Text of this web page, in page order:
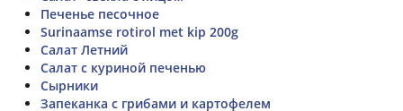
Печенье песочное
Surinaamse rotirol met kip 200g
Салат Летний
Салат с куриной печенью
Сырники
Запеканка с грибами и картофелем